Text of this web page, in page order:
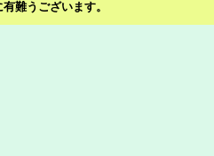
難うございます。